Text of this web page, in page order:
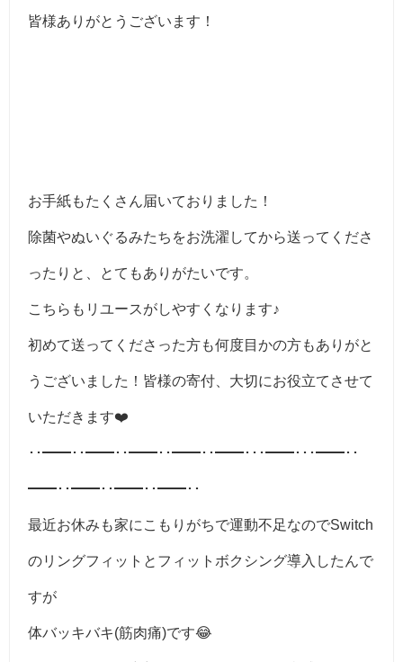
皆様ありがとうございます！
お手紙もたくさん届いておりました！
除菌やぬいぐるみたちをお洗濯してから送ってくださ
ったりと、とてもありがたいです。
こちらもリユースがしやすくなります♪
初めて送ってくださった方も何度目かの方もありがと
うございました！皆様の寄付、大切にお役立てさせて
いただきます❤️
･･━━･･━━･･━━･･━━･･━━･･･━━･･･━━･･
━━･･━━･･━━･･━━･･
最近お休みも家にこもりがちで運動不足なのでSwitch
のリングフィットとフィットボクシング導入したんで
すが
体バッキバキ(筋肉痛)です😂